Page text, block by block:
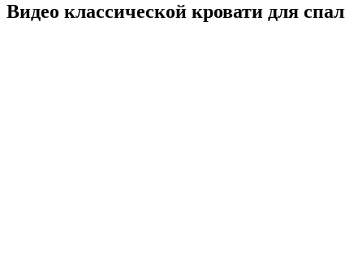
Видео классической кровати для